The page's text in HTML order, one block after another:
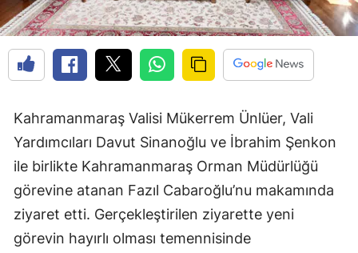
Kahramanmaraş Valisi Mükerrem Ünlüer, Vali
Yardımcıları Davut Sinanoğlu ve İbrahim Şenkon
ile birlikte Kahramanmaraş Orman Müdürlüğü
görevine atanan Fazıl Cabaroğlu’nu makamında
ziyaret etti. Gerçekleştirilen ziyarette yeni
görevin hayırlı olması temennisinde